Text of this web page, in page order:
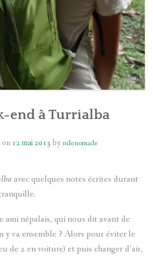
end à Turrialba
on 12 mai 2013by ndenomade
avec quelques notes écrites durant
ami népalais, qui nous dit avant de
y va ensemble ? Alors pour éviter le
de 2 en voiture) et puis changer d’air,